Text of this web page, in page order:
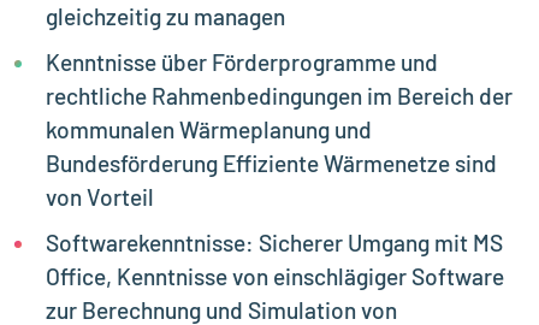
gleichzeitig zu managen
Kenntnisse über Förderprogramme und
rechtliche Rahmenbedingungen im Bereich der
kommunalen Wärmeplanung und
Bundesförderung Effiziente Wärmenetze sind
von Vorteil
Softwarekenntnisse: Sicherer Umgang mit MS
Office, Kenntnisse von einschlägiger Software
zur Berechnung und Simulation von